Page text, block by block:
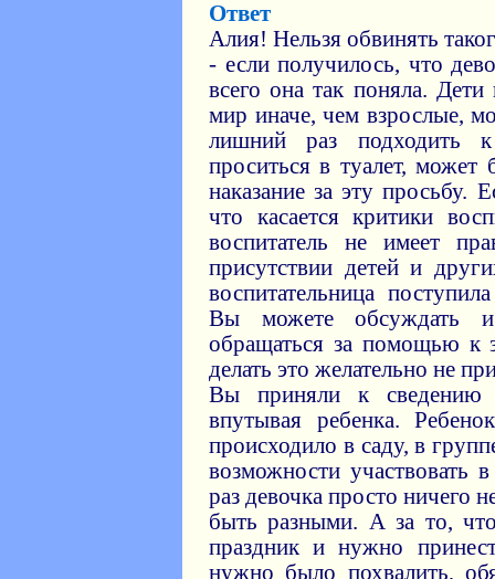
Ответ
Алия! Нельзя обвинять
- если получилось, что
всего она так поняла.
мир иначе, чем взрослые,
лишний раз подходить
проситься в туалет,
наказание за эту просьбу.
что касается критики
воспитатель не имеет
присутствии детей и
воспитательница
Вы можете обсуждать и
обращаться за помощью к
делать это желательно не
Вы приняли к сведению
впутывая ребенка.
происходило в саду, в
возможности участвовать
раз девочка просто ничего
быть разными. А за то,
праздник и нужно
нужно было похвалить,